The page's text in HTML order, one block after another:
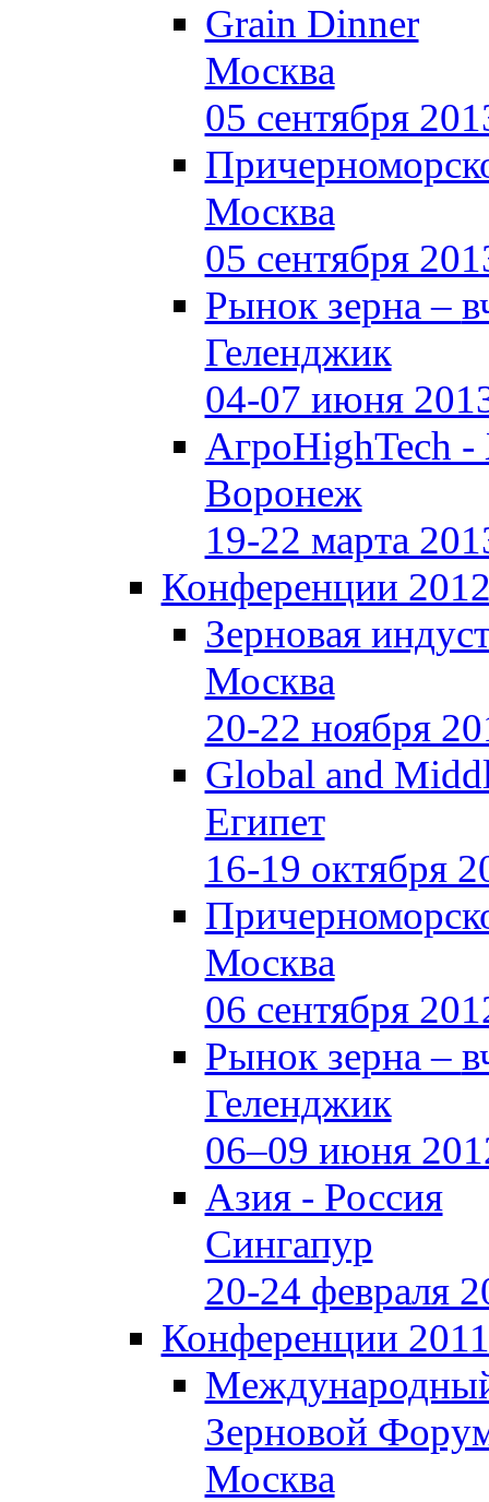
Grain Dinner
Москва
05 сентября
Москва
05 сентября
Рынок зерна –
Геленджик
04-07 июня
АгроHighTech
Воронеж
19-22 марта
Конференции
Зерновая
Москва
20-22 ноября
Global and
Египет
16-19 октября
Москва
06 сентября
Рынок зерна –
Геленджик
06–09 июня
Азия - Россия
Сингапур
20-24 февраля
Конференции 2011
Зерновой
Москва